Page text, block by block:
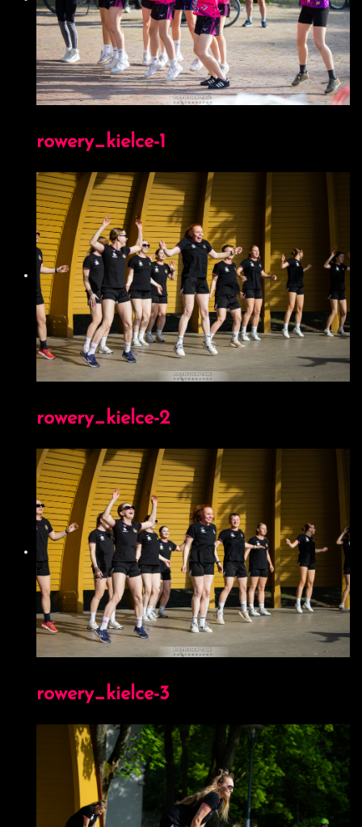
audycji dotyczyć będzie najważniejszych bieżących
wydarzeń na parkietach Ligi Centralnej Kobiet i
Mężczyzn. Zapraszamy do oglądania na kanale Handball
Polska w serwisie YouTube.
Wielkimi krokami zbliża się start nowego sezonu
Mężczyzn! Kto wywalczy prawo sportowego awansu do
barażach o awans do elity? Kto będzie musiał bronić się
przed spadkiem do I ligi?
Pierwsze wskazówki poznamy już w sobotę 14 września,
kiedy zaplanowano pierwsze mecze Ligi Centralnej
Mężczyzn. Na początek na parkiet wybiegną zawodnicy
AKPR AZS AWF Biała Podlaska i MKS Nielba
Wągrowiec. Pierwszy gwizdek w Białej Podlaskiej o godz.
15.00. Kobiety natomiast do rywalizacji przystąpią w
pierwszym tygodniu października.
Centralnych będzie jeszcze łatwiejsze i ciekawsze! Już w
najbliższy piątek (13 września) o godz. 20:00 pojawi się
Polsce powstałego we współpracy z firmą RCS Livestream
pt. “Centralnie o ręcznej”, którego tematyka w całości
poświęcona zostanie podsumowaniu najważniejszych
bieżących wydarzeń na parkietach Ligi Centralnej Kobiet
i Mężczyzn.
W piątkowym, pilotażowym odcinku poznamy
prowadzących programu oraz jego konstrukcję. To będzie
także doskonały moment, by zapowiedzieć start Ligi
Centralnej Mężczyzn i porozmawiać o pierwszych
przewidywaniach.
Następnie, magazyn będzie ukazywał się systematycznie w
Centralnej Kobiet lub Mężczyzn, a jego nieodłącznymi
elementami będą m.in: retrospekcja wydarzeń i wyników z
poprzedniego weekendu, analiza poszczególnych meczów,
ogłoszenie siódemki kolejki czy predykcje dotyczące
nadchodzących gier.